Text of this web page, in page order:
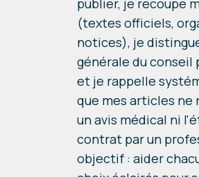
publier, je recoupe
(textes officiels,
notices), je
générale du conseil
et je rappelle
que mes articles ne
un avis médical ni
contrat par un
objectif : aider